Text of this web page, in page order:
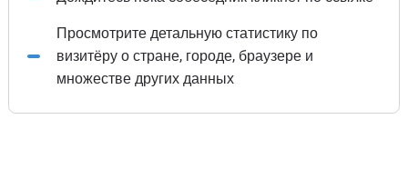
Просмотрите детальную статистику по
визитёру о стране, городе, браузере и
множестве других данных